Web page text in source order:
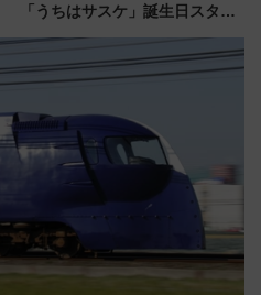
「うちはサスケ」誕生日スタン
定グルメ＆グッズ徹底ガイド